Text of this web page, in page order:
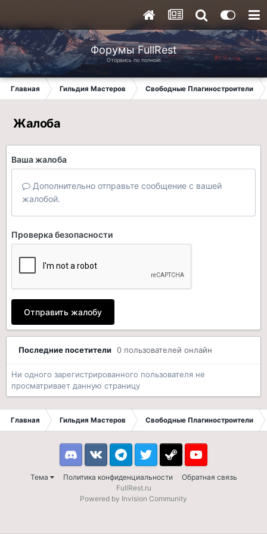
Форумы FullRest
Оторвись по полной!
Главная Гильдия Мастеров Свободные Плагиностроители
Жалоба
Ваша жалоба
Дополнительно отправьте сообщение с вашей
жалобой.
Проверка безопасности
Отправить жалобу
Последние посетители 0 пользователей онлайн
Ни одного зарегистрированного пользователя не
просматривает данную страницу
Главная Гильдия Мастеров Свободные Плагиностроители
Тема Политика конфиденциальности Обратная связь
DiscordVK TelegramTwitter Steam Youtube
FullRest.ru
Powered by Invision Community